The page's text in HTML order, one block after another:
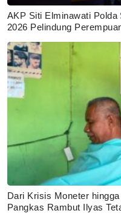
AKP Siti Elminawati Polda
2026 Pelindung
Dari Krisis Moneter
Pangkas Rambut Ilyas